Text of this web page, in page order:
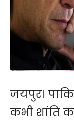
जयपुर।
कभी शांति